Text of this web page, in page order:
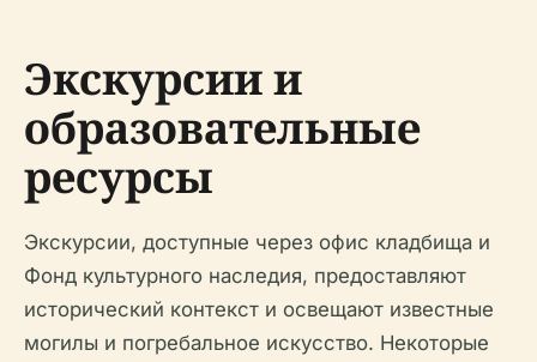
Экскурсии и
образовательные
ресурсы
Экскурсии, доступные через офис кладбища и
Фонд культурного наследия, предоставляют
исторический контекст и освещают известные
могилы и погребальное искусство. Некоторые